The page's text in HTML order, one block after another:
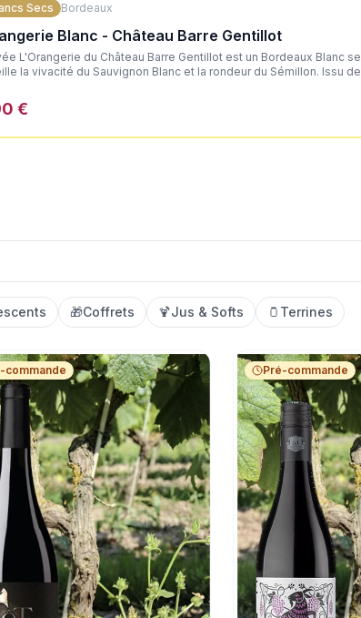
Secs Bordeaux
Blanc - Château Barre Gentillot
L'Orangerie du Château Barre Gentillot est un Bordeaux Blanc
la vivacité du Sauvignon Blanc et la rondeur du Sémillon. Issu
Au nez, il offre un bouquet expressif mêlant des arômes de
frais (pamplemousse, citron) et de légères notes de buis. En
€
🎁Coffrets 🍹Jus & Softs 🫙 Terrines
commande Pré-commande